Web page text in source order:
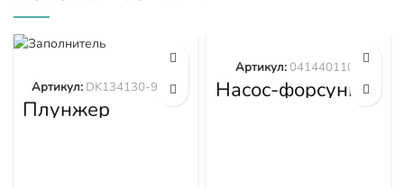
Плунжер
DK134130-9320
Артикул: DK134130-9320 Насос-форсунка
0414401105
Артикул:0414401105